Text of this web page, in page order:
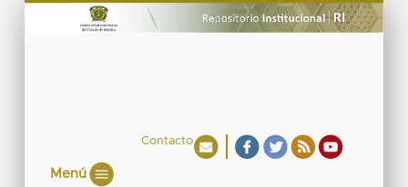
Contacto
Menú